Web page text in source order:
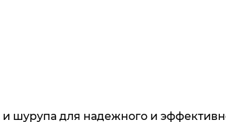
шурупа для надежного и